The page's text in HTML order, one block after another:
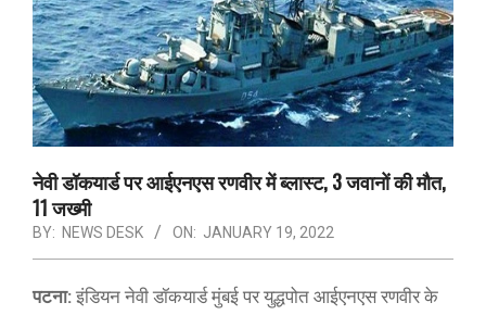
नेवी डॉकयार्ड पर आईएनएस रणवीर में ब्लास्ट, 3 जवानों की मौत,
11 जख्मी
BY: NEWS DESK ON: JANUARY 19, 2022
पटना: इंडियन नेवी डॉकयार्ड मुंबई पर युद्धपोत आईएनएस रणवीर के